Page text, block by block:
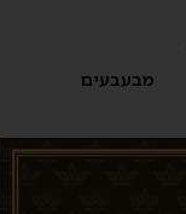
מבעבעים